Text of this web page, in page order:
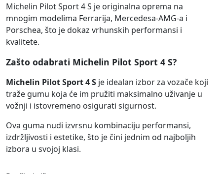
Michelin Pilot Sport 4 S je originalna oprema na
mnogim modelima Ferrarija, Mercedesa-AMG-a i
Porschea, što je dokaz vrhunskih performansi i
kvalitete.
Zašto odabrati Michelin Pilot Sport 4 S?
Michelin Pilot Sport 4 S je idealan izbor za vozače koji
traže gumu koja će im pružiti maksimalno uživanje u
vožnji i istovremeno osigurati sigurnost.
Ova guma nudi izvrsnu kombinaciju performansi,
izdržljivosti i estetike, što je čini jednim od najboljih
izbora u svojoj klasi.